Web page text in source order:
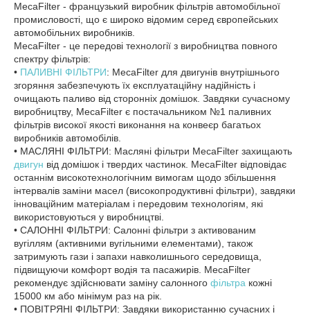
MecaFilter - французький виробник фільтрів автомобільної
промисловості, що є широко відомим серед європейських
автомобільних виробників.
MecaFilter - це передові технології з виробництва повного
спектру фільтрів:
• ПАЛИВНІ ФІЛЬТРИ: MecaFilter для двигунів внутрішнього
згоряння забезпечують їх експлуатаційну надійність і
очищають паливо від сторонніх домішок. Завдяки сучасному
виробництву, MecaFilter є постачальником №1 паливних
фільтрів високої якості виконання на конвеєр багатьох
виробників автомобілів.
• МАСЛЯНІ ФІЛЬТРИ: Масляні фільтри MecaFilter захищають
двигун від домішок і твердих частинок. MecaFilter відповідає
останнім високотехнологічним вимогам щодо збільшення
інтервалів заміни масел (високопродуктивні фільтри), завдяки
інноваційним матеріалам і передовим технологіям, які
використовуються у виробництві.
• САЛОННІ ФІЛЬТРИ: Салонні фільтри з активованим
вугіллям (активними вугільними елементами), також
затримують гази і запахи навколишнього середовища,
підвищуючи комфорт водія та пасажирів. MecaFilter
рекомендує здійснювати заміну салонного фільтра кожні
15000 км або мінімум раз на рік.
• ПОВІТРЯНІ ФІЛЬТРИ: Завдяки використанню сучасних і